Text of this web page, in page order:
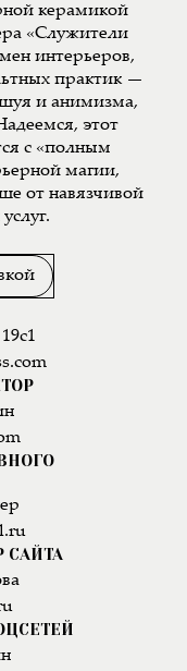
керамикой
«Служители
интерьеров,
практик —
и анимизма,
этот
с «полным
магии,
от навязчивой
САЙТА